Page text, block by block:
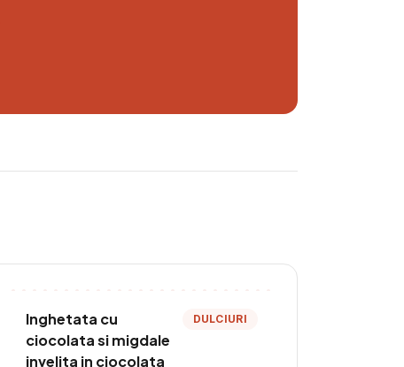
Inghetata cu
ciocolata si migdale
invelita in ciocolata
DULCIURI